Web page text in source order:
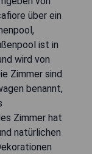
über ein
ist in
wird von
Zimmer sind
benannt,
Zimmer hat
natürlichen